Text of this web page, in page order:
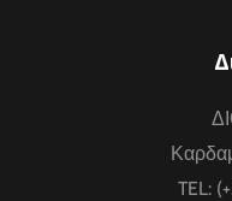
TEL: